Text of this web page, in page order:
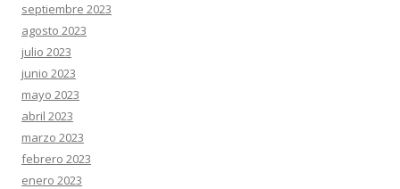
septiembre 2023
agosto 2023
julio 2023
junio 2023
mayo 2023
abril 2023
marzo 2023
febrero 2023
enero 2023